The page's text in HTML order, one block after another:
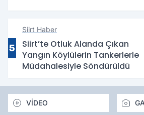
5
Siirt Haber
Siirt’te Otluk Alanda Çıkan
Yangın Köylülerin Tankerlerle
Müdahalesiyle Söndürüldü
VİDEO